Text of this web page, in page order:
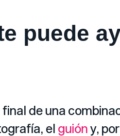
puede
de una
el guióny,